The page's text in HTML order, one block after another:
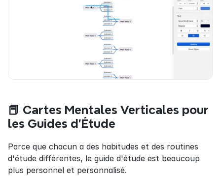
📕 Cartes Mentales Verticales pour
les Guides d'Étude
Parce que chacun a des habitudes et des routines
d'étude différentes, le guide d'étude est beaucoup
plus personnel et personnalisé.